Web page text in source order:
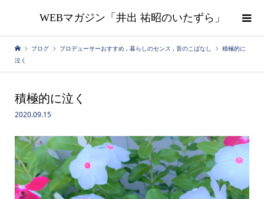
WEBマガジン「井出 祐昭のいたずら」
ブログ プロデューサーおすすめ , 暮らしのセンス , 音のこばなし
積極的に
泣く
積極的に泣く
2020.09.15